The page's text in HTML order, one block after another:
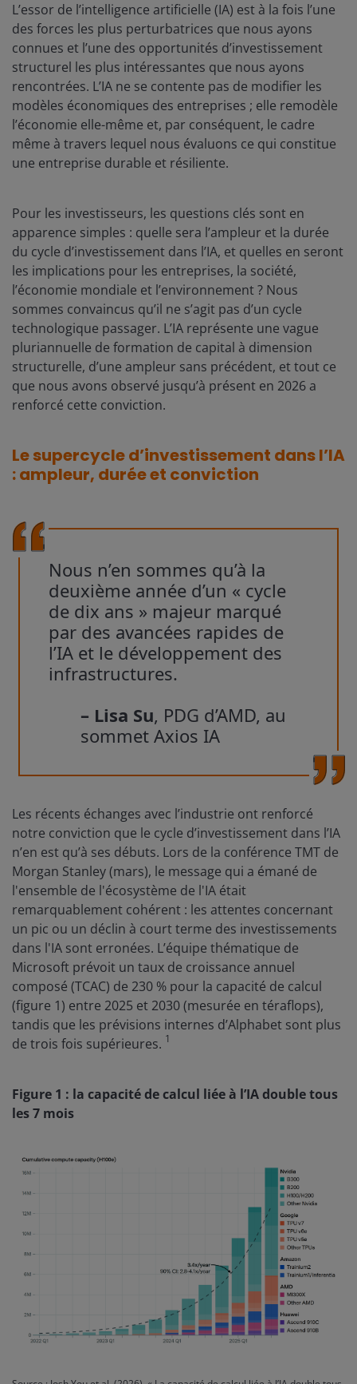
L’essor de l’intelligence artificielle (IA) est à la fois l’une
des forces les plus perturbatrices que nous ayons
connues et l’une des opportunités d’investissement
structurel les plus intéressantes que nous ayons
rencontrées. L’IA ne se contente pas de modifier les
modèles économiques des entreprises ; elle remodèle
l’économie elle-même et, par conséquent, le cadre
même à travers lequel nous évaluons ce qui constitue
une entreprise durable et résiliente.
Pour les investisseurs, les questions clés sont en
apparence simples : quelle sera l’ampleur et la durée
du cycle d’investissement dans l’IA, et quelles en seront
les implications pour les entreprises, la société,
l’économie mondiale et l’environnement ? Nous
sommes convaincus qu’il ne s’agit pas d’un cycle
technologique passager. L’IA représente une vague
pluriannuelle de formation de capital à dimension
structurelle, d’une ampleur sans précédent, et tout ce
que nous avons observé jusqu’à présent en 2026 a
renforcé cette conviction.
Le supercycle d’investissement dans l’IA
: ampleur, durée et conviction
Nous n’en sommes qu’à la
deuxième année d’un « cycle
de dix ans » majeur marqué
par des avancées rapides de
l’IA et le développement des
infrastructures.
– Lisa Su, PDG d’AMD, au
sommet Axios IA
Les récents échanges avec l’industrie ont renforcé
notre conviction que le cycle d’investissement dans l’IA
n’en est qu’à ses débuts. Lors de la conférence TMT de
Morgan Stanley (mars), le message qui a émané de
l'ensemble de l'écosystème de l'IA était
remarquablement cohérent : les attentes concernant
un pic ou un déclin à court terme des investissements
dans l'IA sont erronées. L’équipe thématique de
Microsoft prévoit un taux de croissance annuel
composé (TCAC) de 230 % pour la capacité de calcul
(figure 1) entre 2025 et 2030 (mesurée en téraflops),
tandis que les prévisions internes d’Alphabet sont plus
de trois fois supérieures. 1
Figure 1 : la capacité de calcul liée à l’IA double tous
les 7 mois